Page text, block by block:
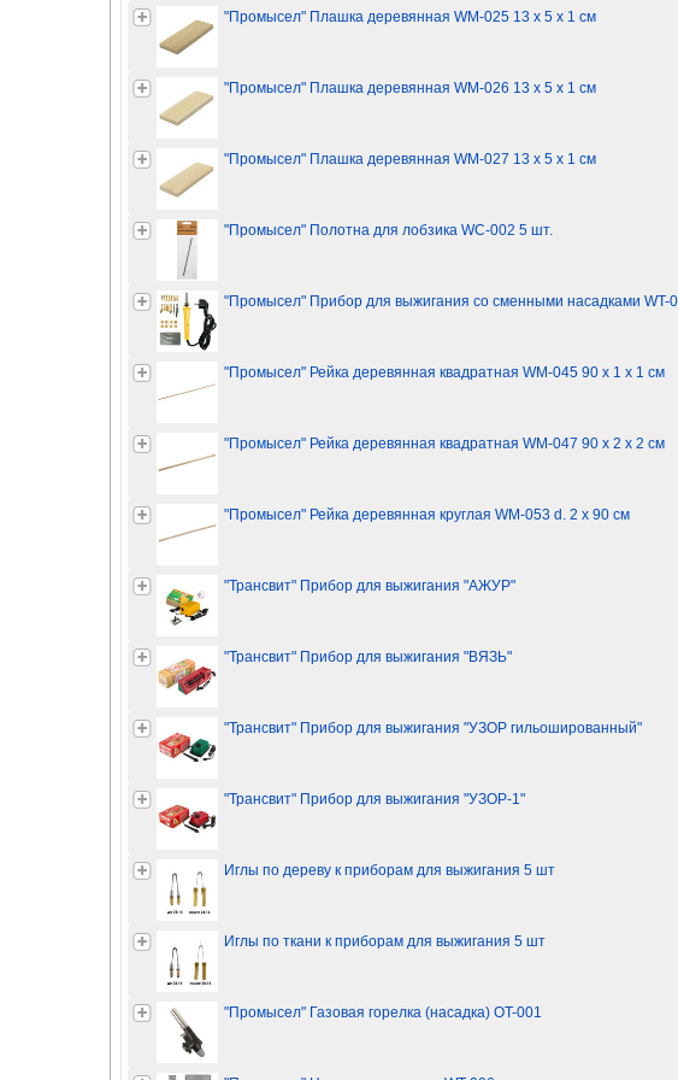
"Промысел" Плашка деревянная WM-025 13 х 5 х 1 см
"Промысел" Плашка деревянная WM-026 13 х 5 х 1 см
"Промысел" Плашка деревянная WM-027 13 х 5 х 1 см
"Промысел" Полотна для лобзика WC-002 5 шт.
"Промысел" Прибор для выжигания со сменными насадками WT-
"Промысел" Рейка деревянная квадратная WM-045 90 х 1 х 1 см
"Промысел" Рейка деревянная квадратная WM-047 90 х 2 х 2 см
"Промысел" Рейка деревянная круглая WM-053 d. 2 х 90 см
"Трансвит" Прибор для выжигания "АЖУР"
"Трансвит" Прибор для выжигания "ВЯЗЬ"
"Трансвит" Прибор для выжигания "УЗОР гильошированный"
"Трансвит" Прибор для выжигания "УЗОР-1"
Иглы по дереву к приборам для выжигания 5 шт
Иглы по ткани к приборам для выжигания 5 шт
"Промысел" Газовая горелка (насадка) OT-001